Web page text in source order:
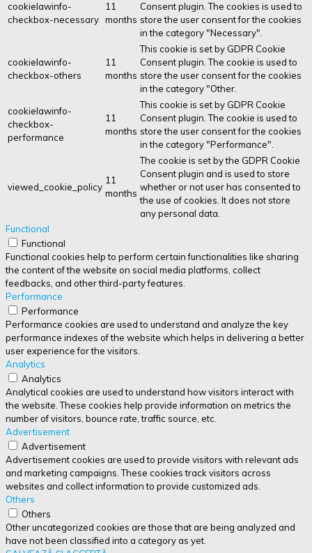
cookielawinfo-
checkbox-necessary
11
months
Consent plugin. The cookies is used to
store the user consent for the cookies
in the category "Necessary".
cookielawinfo-
checkbox-others
11
months
This cookie is set by GDPR Cookie
Consent plugin. The cookie is used to
store the user consent for the cookies
in the category "Other.
cookielawinfo-
checkbox-
performance
11
months
This cookie is set by GDPR Cookie
Consent plugin. The cookie is used to
store the user consent for the cookies
in the category "Performance".
viewed_cookie_policy
11
months
The cookie is set by the GDPR Cookie
Consent plugin and is used to store
whether or not user has consented to
the use of cookies. It does not store
any personal data.
Functional
Functional
Functional cookies help to perform certain functionalities like sharing
the content of the website on social media platforms, collect
feedbacks, and other third-party features.
Performance
Performance
Performance cookies are used to understand and analyze the key
performance indexes of the website which helps in delivering a better
user experience for the visitors.
Analytics
Analytics
Analytical cookies are used to understand how visitors interact with
the website. These cookies help provide information on metrics the
number of visitors, bounce rate, traffic source, etc.
Advertisement
Advertisement
Advertisement cookies are used to provide visitors with relevant ads
and marketing campaigns. These cookies track visitors across
websites and collect information to provide customized ads.
Others
Others
Other uncategorized cookies are those that are being analyzed and
have not been classified into a category as yet.